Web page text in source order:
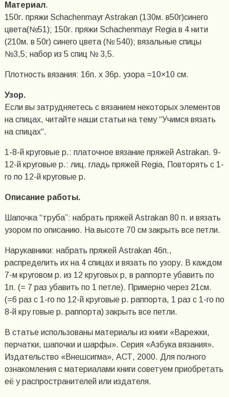
Материал.
150г. пряжи Schachenmayr Astrakan (130м. в50г)синего
цвета(№51); 150г. пряжи Schachenmayr Regia в 4 нити
(210м. в 50г) синего цвета (№ 540); вязальные спицы
№3,5; набор из 5 спиц № 3,5.
Плотность вязания: 16п. х 36p. узора =10×10 см.
Узор.
Если вы затрудняетесь с вязанием некоторых элементов
на спицах, читайте наши статьи на тему “Учимся вязать
на спицах“.
1-8-й круговые р.: платочное вязание пряжей Astrakan. 9-
12-й круговые р.: лиц. гладь пряжей Regia, Повторять c 1-
го по 12-й круговые p.
Описание работы.
Шапочка “труба”: набрать пряжей Astrakan 80 п. и вязать
узором по описанию. На высоте 70 см закрыть все петли.
Нарукавники: набрать пряжей Astrakan 46п.,
распределить их на 4 спицах и вязать по узору. В каждом
7-м круговом p. из 12 круговых р, в раппорте убавить по
1п. (= 7 раз yбавить по 1 петле). Примерно через 21см.
(=6 раз c 1-го по 12-й круговые р. раппорта, 1 раз c 1-го по
8-й кру говые р. раппорта) закрыть все петли.
В статье использованы материалы из книги «Варежки,
перчатки, шапочки и шарфы». Серия «Азбука вязания».
Издательство «Внешсигма», АСТ, 2000. Для полного
ознакомления с материалами книги советуем приобретать
её у распространителей или издателя.